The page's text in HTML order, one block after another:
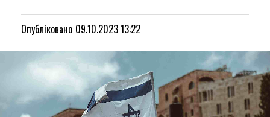
Опубліковано 09.10.2023 13:22